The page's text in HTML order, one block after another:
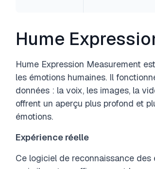
Hume
Hume Expression Measurement
les émotions humaines. Il
données : la voix, les images, la
offrent un aperçu plus profond et
émotions.
Expérience réelle
Ce logiciel de reconnaissance